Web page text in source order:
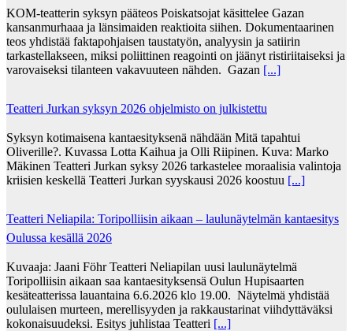
KOM-teatterin syksyn pääteos Poiskatsojat käsittelee Gazan
kansanmurhaaa ja länsimaiden reaktioita siihen. Dokumentaarinen
teos yhdistää faktapohjaisen taustatyön, analyysin ja satiirin
tarkastellakseen, miksi poliittinen reagointi on jäänyt ristiriitaiseksi ja
varovaiseksi tilanteen vakavuuteen nähden. Gazan [...]
Teatteri Jurkan syksyn 2026 ohjelmisto on julkistettu
Syksyn kotimaisena kantaesityksenä nähdään Mitä tapahtui
Oliverille?. Kuvassa Lotta Kaihua ja Olli Riipinen. Kuva: Marko
Mäkinen Teatteri Jurkan syksy 2026 tarkastelee moraalisia valintoja
kriisien keskellä Teatteri Jurkan syyskausi 2026 koostuu [...]
Teatteri Neliapila: Toripolliisin aikaan – laulunäytelmän kantaesitys
Oulussa kesällä 2026
Kuvaaja: Jaani Föhr Teatteri Neliapilan uusi laulunäytelmä
Toripolliisin aikaan saa kantaesityksensä Oulun Hupisaarten
kesäteatterissa lauantaina 6.6.2026 klo 19.00. Näytelmä yhdistää
oululaisen murteen, merellisyyden ja rakkaustarinat viihdyttäväksi
kokonaisuudeksi. Esitys juhlistaa Teatteri [...]